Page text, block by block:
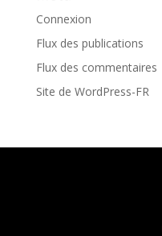
Connexion
Flux des publications
Flux des commentaires
Site de WordPress-FR